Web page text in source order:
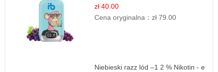
zł 40.00
Cena oryginalna：zł 79.00
Niebieski razz lód –1 2 % Nikotin - e